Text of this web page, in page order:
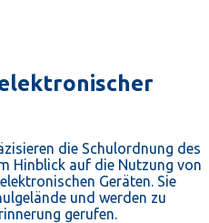
die Schulordnung des
Hinblick auf die Nutzung von
Geräten. Sie
und werden zu
gerufen.